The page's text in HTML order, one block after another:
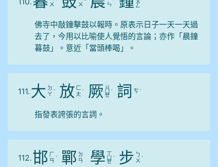
ㄨ ˋ
ㄨ ˇ
ㄣ ˊ ㄨ
ㄥ
佛寺中敲鐘擊鼓以報時。原表示日子一天一天過
去了，今用以比喻使人覺悟的言論；亦作「晨鐘
暮鼓」。意近「當頭棒喝」。
111. 大 ㄉ
ㄚ ˋ 放 ㄈ
ㄤ ˋ 厥 ㄐ
ㄩ
ㄝ
ˊ 詞 ㄘ ˊ
指發表誇張的言詞。
112. 邯 ㄏ
ㄢ ˊ 鄲 ㄉ
ㄢ
學 ㄒ
ㄩ
ㄝ
ˊ 步 ㄅ
ㄨ ˋ